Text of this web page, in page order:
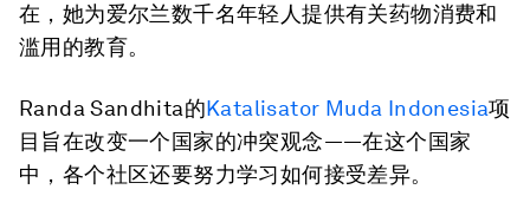
在，她为爱尔兰数千名年轻人提供有关药物消费和
滥用的教育。
Randa Sandhita的Katalisator Muda Indonesia项
目旨在改变一个国家的冲突观念——在这个国家
中，各个社区还要努力学习如何接受差异。